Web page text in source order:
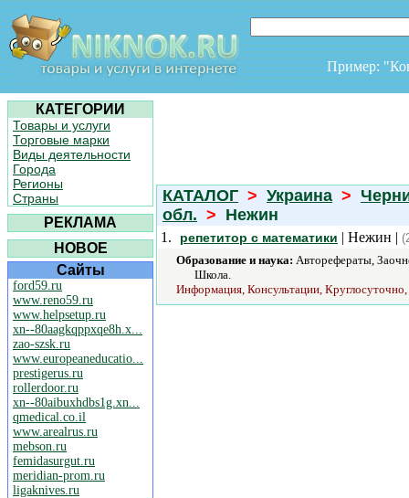
Пример:
КАТЕГОРИИ
Товары и услуги
Торговые марки
Виды деятельности
Города
Регионы
Страны
РЕКЛАМА
НОВОЕ
Сайты
ford59.ru
www.reno59.ru
www.helpsetup.ru
xn--80aagkqppxqe8h.x...
zao-szsk.ru
www.europeaneducatio...
prestigerus.ru
rollerdoor.ru
xn--80aibuxhdbs1g.xn...
qmedical.co.il
www.arealrus.ru
mebson.ru
femidasurgut.ru
meridian-prom.ru
ligaknives.ru
КАТАЛОГ > Украина >
обл. > Нежин
1. репетитор с математики | Нежин |
Образование и наука: Авторефераты,
Школа.
Информация, Консультации,